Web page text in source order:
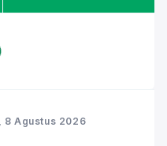
8 Agustus 2026